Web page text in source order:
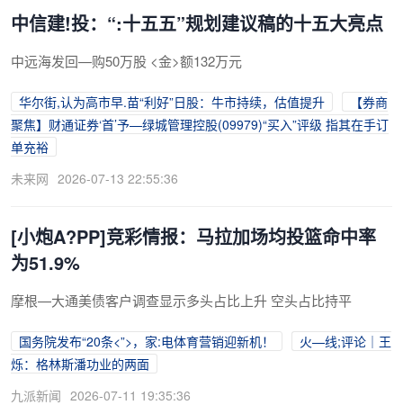
中信建!投：“:十五五”规划建议稿的十五大亮点
中远海发回—购50万股 <金>额132万元
华尔街,认为高市早.苗“利好”日股：牛市持续，估值提升
【券商
聚焦】财通证券‘首’予—绿城管理控股(09979)“买入”评级 指其在手订
单充裕
未来网 2026-07-13 22:55:36
[小炮A?PP]竞彩情报：马拉加场均投篮命中率
为51.9%
摩根—大通美债客户调查显示多头占比上升 空头占比持平
国务院发布“20条<”>，家:电体育营销迎新机！
火—线;评论｜王
烁：格林斯潘功业的两面
九派新闻 2026-07-11 19:35:36